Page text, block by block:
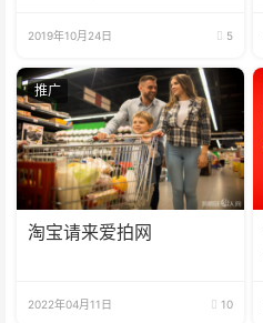
2019年10月24日 5
推广
淘宝请来爱拍网
2022年04月11日 10